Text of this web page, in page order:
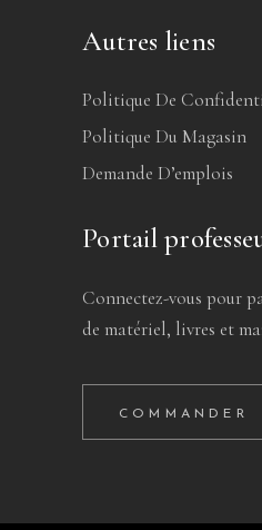
Autres liens
Politique De
Politique Du Magasin
Demande D’emplois
Portail
Connectez-vous pour
de matériel, livres et
COMMANDER